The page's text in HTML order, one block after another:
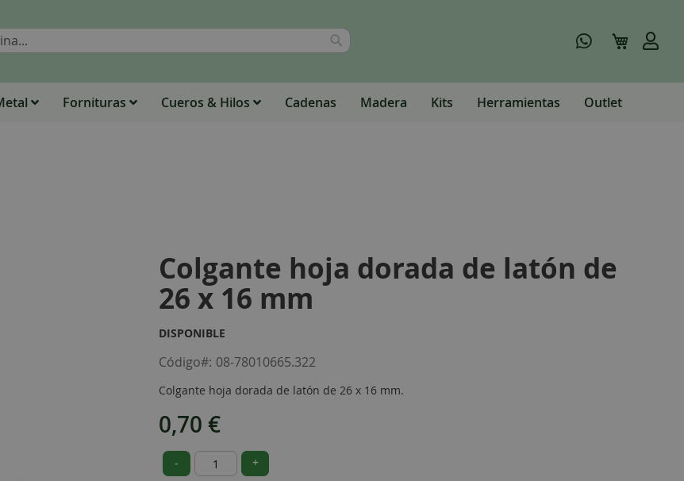
Buscar
Buscar Mi carrito
Fornituras Cueros & Hilos Cadenas Madera Kits Herramientas Outlet
Colgante hoja dorada de latón de
26 x 16 mm
DISPONIBLE
Código 08-78010665.322
Colgante hoja dorada de latón de 26 x 16 mm.
0,70 €
- +